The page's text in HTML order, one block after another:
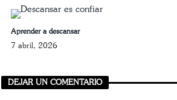
Aprender a descansar
7 abril, 2026
DEJAR UN COMENTARIO